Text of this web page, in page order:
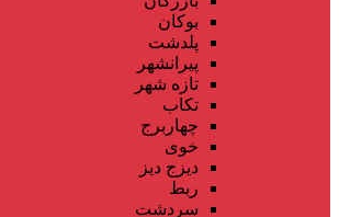
بوکان
پلدشت
پیرانشهر
تازه شهر
تکاب
چهاربرج
خوی
دیزج دیز
ربط
سردشت